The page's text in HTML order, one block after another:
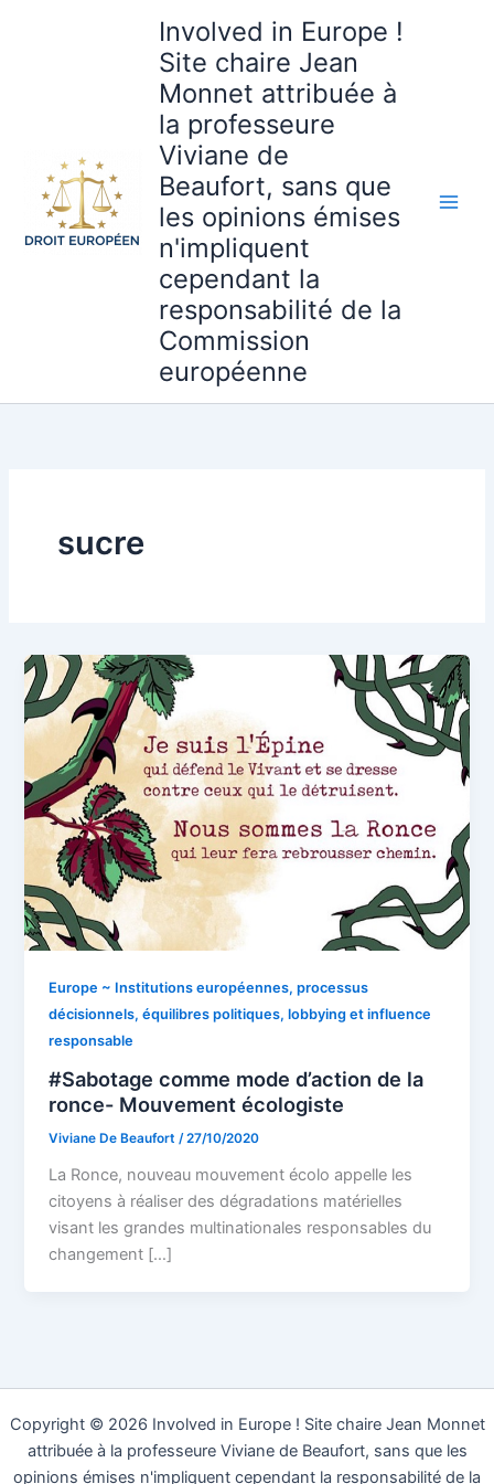
Involved in Europe !
Site chaire Jean
Monnet attribuée à
la professeure
Viviane de
Beaufort, sans que
les opinions émises
n'impliquent
cependant la
responsabilité de la
Commission
européenne
sucre
Europe ~ Institutions européennes, processus
décisionnels, équilibres politiques, lobbying et influence
responsable
#Sabotage comme mode d’action de la
ronce- Mouvement écologiste
Viviane De Beaufort/27/10/2020
La Ronce, nouveau mouvement écolo appelle les
citoyens à réaliser des dégradations matérielles
visant les grandes multinationales responsables du
changement […]
Copyright © 2026 Involved in Europe ! Site chaire Jean Monnet
attribuée à la professeure Viviane de Beaufort, sans que les
opinions émises n'impliquent cependant la responsabilité de la